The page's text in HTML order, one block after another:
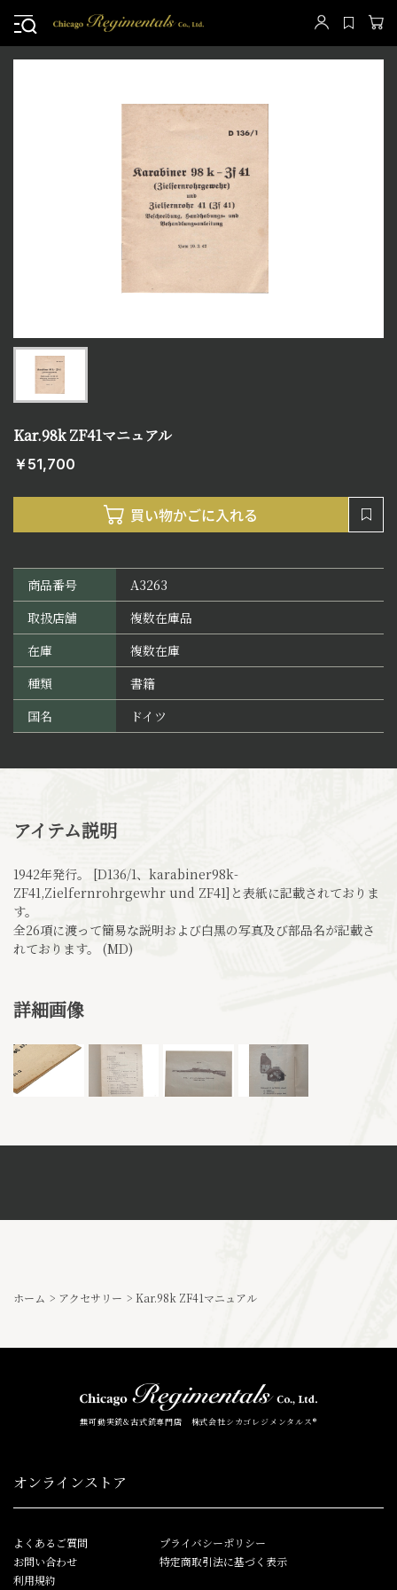
Kar.98k ZF41マニュアル
￥51,700
商品番号
A3263
取扱店舗
複数在庫品
在庫
複数在庫
種類
書籍
国名
ドイツ
アイテム説明
1942年発行。 [D136/1、karabiner98k-
ZF41,Zielfernrohrgewhr und ZF41]と表紙に記載されておりま
す。
全26項に渡って簡易な説明および白黒の写真及び部品名が記載さ
れております。 (MD)
詳細画像
ホーム > アクセサリー > Kar.98k ZF41マニュアル
無可動実銃&古式銃専門店 株式会社シカゴレジメンタルス®
オンラインストア
よくあるご質問
お問い合わせ
利用規約
プライバシーポリシー
特定商取引法に基づく表示